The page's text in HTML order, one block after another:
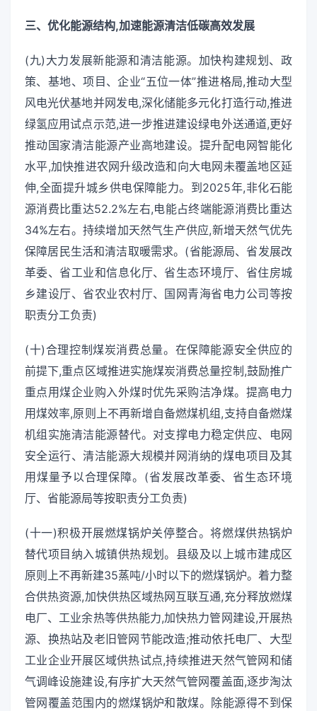
三、优化能源结构,加速能源清洁低碳高效发展
(九)大力发展新能源和清洁能源。加快构建规划、政
策、基地、项目、企业“五位一体”推进格局,推动大型
风电光伏基地并网发电,深化储能多元化打造行动,推进
绿氢应用试点示范,进一步推进建设绿电外送通道,更好
推动国家清洁能源产业高地建设。提升配电网智能化
水平,加快推进农网升级改造和向大电网未覆盖地区延
伸,全面提升城乡供电保障能力。到2025年,非化石能
源消费比重达52.2%左右,电能占终端能源消费比重达
34%左右。持续增加天然气生产供应,新增天然气优先
保障居民生活和清洁取暖需求。(省能源局、省发展改
革委、省工业和信息化厅、省生态环境厅、省住房城
乡建设厅、省农业农村厅、国网青海省电力公司等按
职责分工负责)
(十)合理控制煤炭消费总量。在保障能源安全供应的
前提下,重点区域推进实施煤炭消费总量控制,鼓励推广
重点用煤企业购入外煤时优先采购洁净煤。提高电力
用煤效率,原则上不再新增自备燃煤机组,支持自备燃煤
机组实施清洁能源替代。对支撑电力稳定供应、电网
安全运行、清洁能源大规模并网消纳的煤电项目及其
用煤量予以合理保障。(省发展改革委、省生态环境
厅、省能源局等按职责分工负责)
(十一)积极开展燃煤锅炉关停整合。将燃煤供热锅炉
替代项目纳入城镇供热规划。县级及以上城市建成区
原则上不再新建35蒸吨/小时以下的燃煤锅炉。着力整
合供热资源,加快供热区域热网互联互通,充分释放燃煤
电厂、工业余热等供热能力,加快热力管网建设,开展热
源、换热站及老旧管网节能改造;推动依托电厂、大型
工业企业开展区域供热试点,持续推进天然气管网和储
气调峰设施建设,有序扩大天然气管网覆盖面,逐步淘汰
管网覆盖范围内的燃煤锅炉和散煤。除能源得不到保